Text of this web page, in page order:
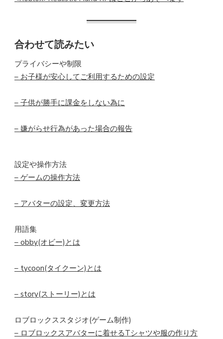
合わせて読みたい
プライバシーや制限
– お子様が安心してご利用するための設定
– 子供が勝手に課金をしない為に
– 嫌がらせ行為があった場合の報告
設定や操作方法
– ゲームの操作方法
– アバターの設定、変更方法
用語集
– obby(オビー)とは
– tycoon(タイクーン)とは
– story(ストーリー)とは
ロブロックススタジオ(ゲーム制作)
– ロブロックスアバターに着せるTシャツや服の作り方